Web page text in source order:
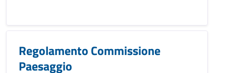
Regolamento Commissione
Paesaggio